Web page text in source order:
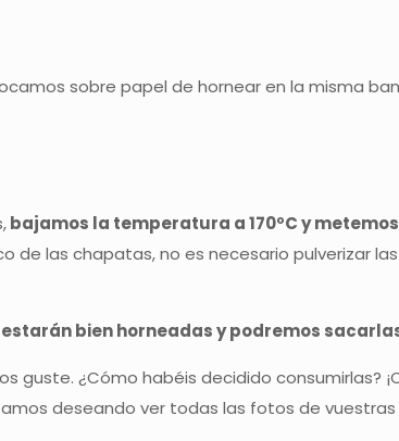
sobre papel de hornear en la misma
bajamos la temperatura a 170ºC y
de las chapatas, no es necesario pulverizar
bien horneadas y podremos
guste. ¿Cómo habéis decidido consumirlas?
deseando ver todas las fotos de